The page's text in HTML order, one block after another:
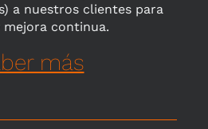
a nuestros clientes para
mejora continua.
más